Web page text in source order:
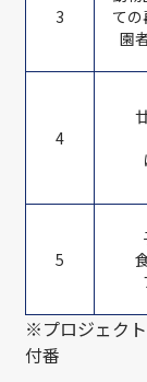
3
て
園
4
5
※プロジェク
付番